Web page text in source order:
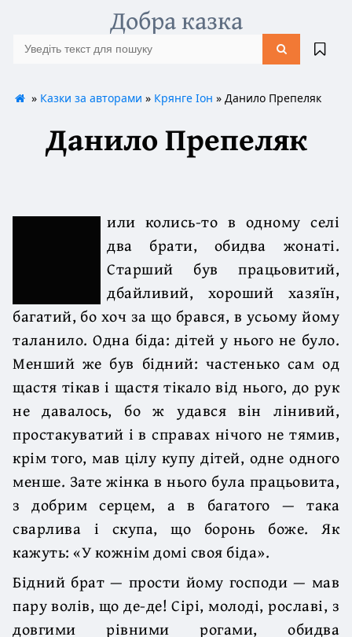
Добра казка
» Казки за авторами » Крянге Іон » Данило Препеляк
Данило Препеляк
или колись-то в одному селі
два брати, обидва жонаті.
Старший був працьовитий,
дбайливий, хороший хазяїн,
багатий, бо хоч за що брався, в усьому йому
таланило. Одна біда: дітей у нього не було.
Менший же був бідний: частенько сам од
щастя тікав і щастя тікало від нього, до рук
не давалось, бо ж удався він лінивий,
простакуватий і в справах нічого не тямив,
крім того, мав цілу купу дітей, одне одного
менше. Зате жінка в нього була працьовита,
з добрим серцем, а в багатого — така
сварлива і скупа, що боронь боже. Як
кажуть: «У кожнім домі своя біда».
Бідний брат — прости йому господи — мав
пару волів, що де-де! Сірі, молоді, рославі, з
довгими рівними рогами, обидва